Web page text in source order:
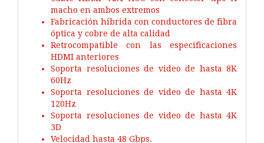
macho en ambos extremos
Fabricación híbrida con conductores de fibra
óptica y cobre de alta calidad
Retrocompatible con las especificaciones
HDMI anteriores
Soporta resoluciones de video de hasta 8K
60Hz
Soporta resoluciones de video de hasta 4K
120Hz
Soporta resoluciones de video de hasta 4K
3D
Velocidad hasta 48 Gbps.